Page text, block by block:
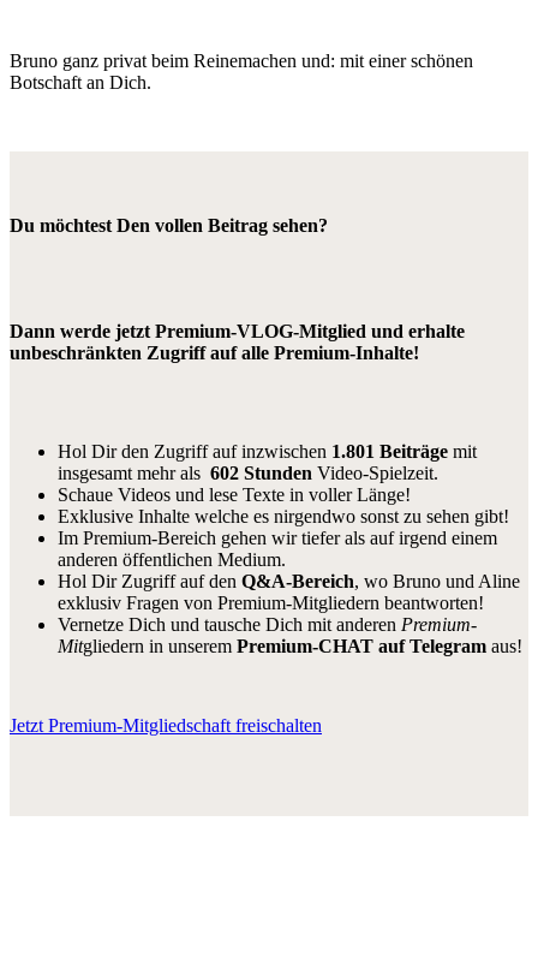
Bruno ganz privat beim Reinemachen und: mit einer schönen
Botschaft an Dich.
Du möchtest Den vollen Beitrag sehen?
Dann werde jetzt Premium-VLOG-Mitglied und erhalte
unbeschränkten Zugriff auf alle Premium-Inhalte!
Hol Dir den Zugriff auf inzwischen 1.801 Beiträge mit
insgesamt mehr als 602 Stunden Video-Spielzeit.
Schaue Videos und lese Texte in voller Länge!
Exklusive Inhalte welche es nirgendwo sonst zu sehen gibt!
Im Premium-Bereich gehen wir tiefer als auf irgend einem
anderen öffentlichen Medium.
Hol Dir Zugriff auf den Q&A-Bereich, wo Bruno und Aline
exklusiv Fragen von Premium-Mitgliedern beantworten!
Vernetze Dich und tausche Dich mit anderen Premium-
Mitgliedern in unserem Premium-CHAT auf Telegram aus!
Jetzt Premium-Mitgliedschaft freischalten